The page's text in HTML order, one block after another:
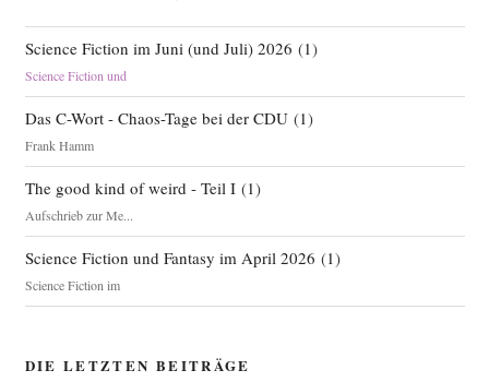
Science Fiction im Juni (und Juli) 2026 (1)
Science Fiction und
Das C-Wort - Chaos-Tage bei der CDU(1)
Frank Hamm
The good kind of weird - Teil I(1)
Aufschrieb zur Me...
Science Fiction und Fantasy im April 2026 (1)
Science Fiction im
DIE LETZTEN BEITRÄGE